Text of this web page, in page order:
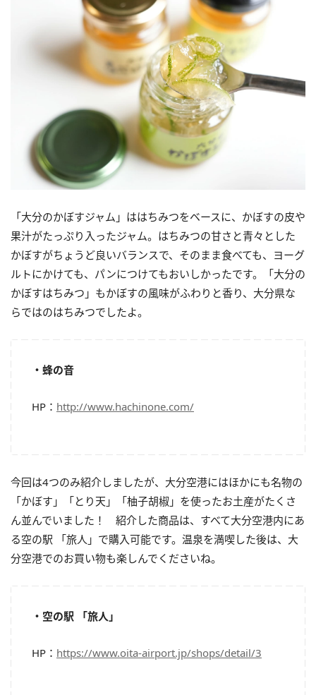
「大分のかぼすジャム」ははちみつをベースに、かぼすの皮や
果汁がたっぷり入ったジャム。はちみつの甘さと青々とした
かぼすがちょうど良いバランスで、そのまま食べても、ヨーグ
ルトにかけても、パンにつけてもおいしかったです。「大分の
かぼすはちみつ」もかぼすの風味がふわりと香り、大分県な
らではのはちみつでしたよ。
・蜂の音
HP： http://www.hachinone.com/
今回は4つのみ紹介しましたが、大分空港にはほかにも名物の
「かぼす」「とり天」「柚子胡椒」を使ったお土産がたくさ
ん並んでいました！ 紹介した商品は、すべて大分空港内にあ
る空の駅 「旅人」で購入可能です。温泉を満喫した後は、大
分空港でのお買い物も楽しんでくださいね。
・空の駅 「旅人」
HP： https://www.oita-airport.jp/shops/detail/3